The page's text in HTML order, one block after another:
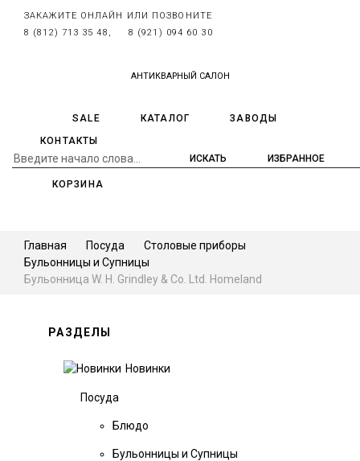
ЗАКАЖИТЕ ОНЛАЙН ИЛИ ПОЗВОНИТЕ
8 (812) 713 35 48,
8 (921) 094 60 30
АНТИКВАРНЫЙ САЛОН
SALE КАТАЛОГ
ЗАВОДЫ
КОНТАКТЫ
ИЗБРАННОЕ
КОРЗИНА
Главная Посуда
Столовые приборы
Бульонницы и Супницы
Бульонница W. H. Grindley & Co. Ltd. Homeland
РАЗДЕЛЫ
Новинки
Посуда
Блюдо
Бульонницы и Супницы